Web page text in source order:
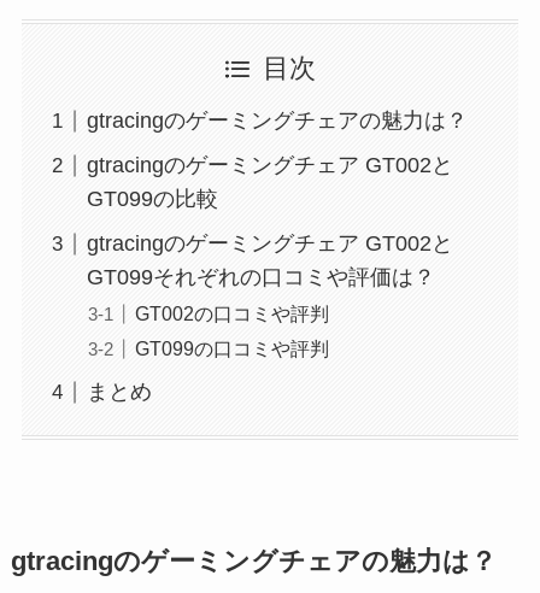
目次
gtracingのゲーミングチェアの魅力は？
gtracingのゲーミングチェア GT002と
GT099の比較
gtracingのゲーミングチェア GT002と
GT099それぞれの口コミや評価は？
GT002の口コミや評判
GT099の口コミや評判
まとめ
gtracingのゲーミングチェアの魅力は？